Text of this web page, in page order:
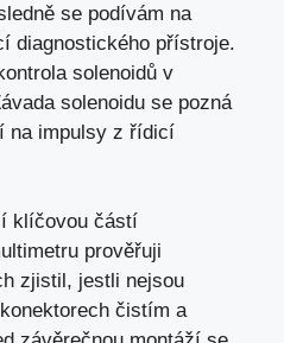
se podívám na
diagnostického přístroje.
solenoidů v
solenoidu se pozná
na impulsy z řídicí
klíčovou částí
prověřuji
zjistil, jestli nejsou
čistím a